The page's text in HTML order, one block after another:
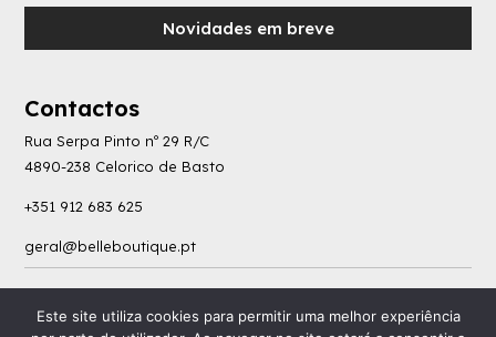
Novidades em breve
Contactos
Rua Serpa Pinto nº 29 R/C
4890-238 Celorico de Basto
+351 912 683 625
geral@belleboutique.pt
Política de Privacidade Livro de Reclamações| Termos e Condições
Consumo de
Litígios
Este site utiliza cookies para permitir uma melhor experiência